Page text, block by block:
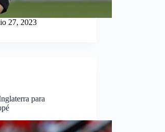
27, 2023
para